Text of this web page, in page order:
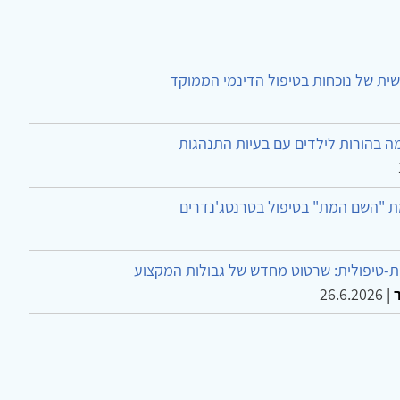
של נוכחות בטיפול הדינמי הממוקד
בהורות לילדים עם בעיות התנהגות
"השם המת" בטיפול בטרנסג'נדרים
טיפולית: שרטוט מחדש של גבולות המקצוע
|
26.6.2026